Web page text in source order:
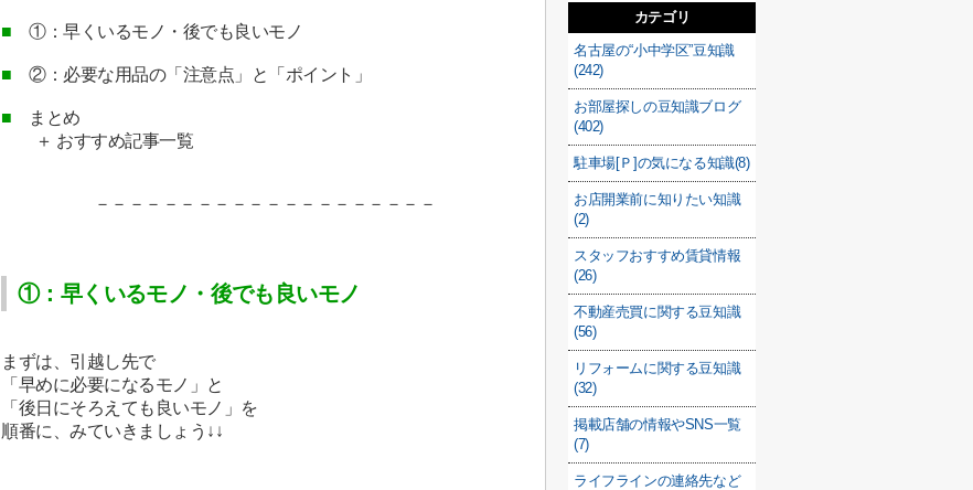
■ ①：早くいるモノ・後でも良いモノ
■ ②：必要な用品の「注意点」と「ポイント」
■ まとめ
＋ おすすめ記事一覧
－－－－－－－－－－－－－ －－－－－－－
①：早くいるモノ・後でも良いモノ
まずは、 引越し先で
「早めに必要になるモノ」と
「後日にそろえても良いモノ」を
順番に、みていきましょう↓↓
カテゴリ
名古屋の“小中学区”豆知識
(242)
お部屋探しの豆知識ブログ
(402)
駐車場[Ｐ]の気になる知識(8)
お店開業前に知りたい知識
(2)
スタッフおすすめ賃貸情報
(26)
不動産売買に関する豆知識
(56)
リフォームに関する豆知識
(32)
掲載店舗の情報やSNS一覧
(7)
ライフラインの連絡先など